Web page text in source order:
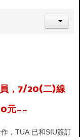
，7/20(二)線
元~~
，TUA 已和SIU簽訂